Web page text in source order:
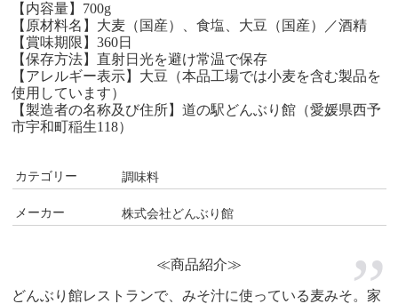
【内容量】700g
【原材料名】大麦（国産）、食塩、大豆（国産）／酒精
【賞味期限】360日
【保存方法】直射日光を避け常温で保存
【アレルギー表示】大豆（本品工場では小麦を含む製品を
使用しています）
【製造者の名称及び住所】道の駅どんぶり館（愛媛県西予
市宇和町稲生118）
カテゴリー 調味料
メーカー 株式会社どんぶり館
≪商品紹介≫
どんぶり館レストランで、みそ汁に使っている麦みそ。家